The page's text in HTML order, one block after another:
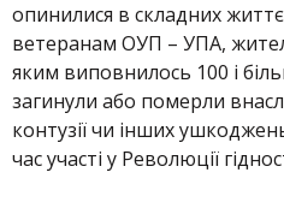
опинилися в складних
ветеранам ОУП – УПА,
яким виповнилось 100 і
загинули або померли
контузії чи інших
час участі у Революції